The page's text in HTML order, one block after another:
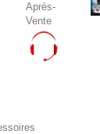
Après-
Vente